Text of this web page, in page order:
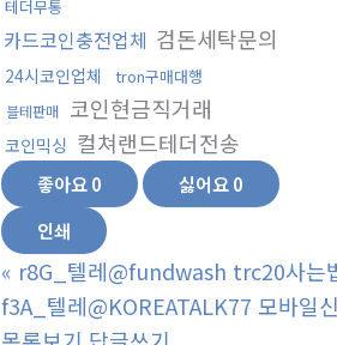
테더무통
카드코인충전업체 검돈세탁문의
24시코인업체 tron구매대행
블테판매 코인현금직거래
코인믹싱 컬쳐랜드테더전송
좋아요0 싫어요0
인쇄
« r8G_텔레@fundwash trc20사는
f3A_텔레@KOREATALK77 모바일